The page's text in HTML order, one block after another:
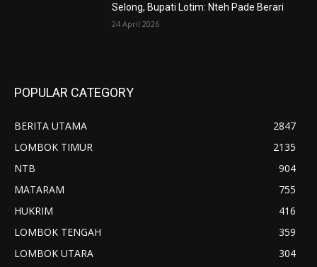
Selong, Bupati Lotim: Nteh Pade Berari
24 April 2026
POPULAR CATEGORY
BERITA UTAMA
2847
LOMBOK TIMUR
2135
NTB
904
MATARAM
755
HUKRIM
416
LOMBOK TENGAH
359
LOMBOK UTARA
304